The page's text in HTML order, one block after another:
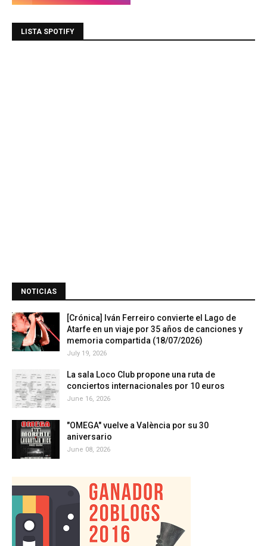
LISTA SPOTIFY
NOTICIAS
[Crónica] Iván Ferreiro convierte el Lago de
Atarfe en un viaje por 35 años de canciones y
memoria compartida (18/07/2026)
July 19, 2026
La sala Loco Club propone una ruta de
conciertos internacionales por 10 euros
June 16, 2026
"OMEGA" vuelve a València por su 30
aniversario
June 08, 2026